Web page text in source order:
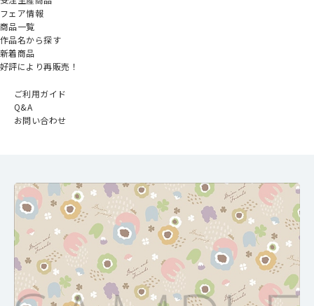
フェア情報
商品一覧
作品名から探す
新着商品
好評により再販売！
ご利用ガイド
Q&A
お問い合わせ